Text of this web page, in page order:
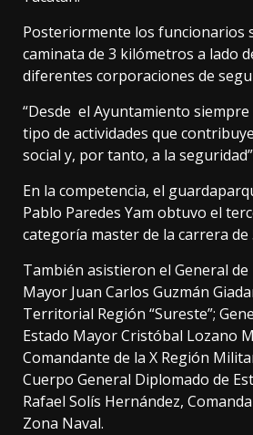
Posteriormente los funcionarios
caminata de 3 kilómetros a lado
diferentes corporaciones de
“Desde el Ayuntamiento
tipo de actividades que
social y, por tanto, a la
En la competencia, el
Pablo Paredes Yam obtuvo el
categoría master de la carrera
También asistieron el General de
Mayor Juan Carlos Guzmán
Territorial Región “Sureste”;
Estado Mayor Cristóbal Lozano
Comandante de la X Región
Cuerpo General Diplomado de
Rafael Solís Hernández,
Zona Naval.